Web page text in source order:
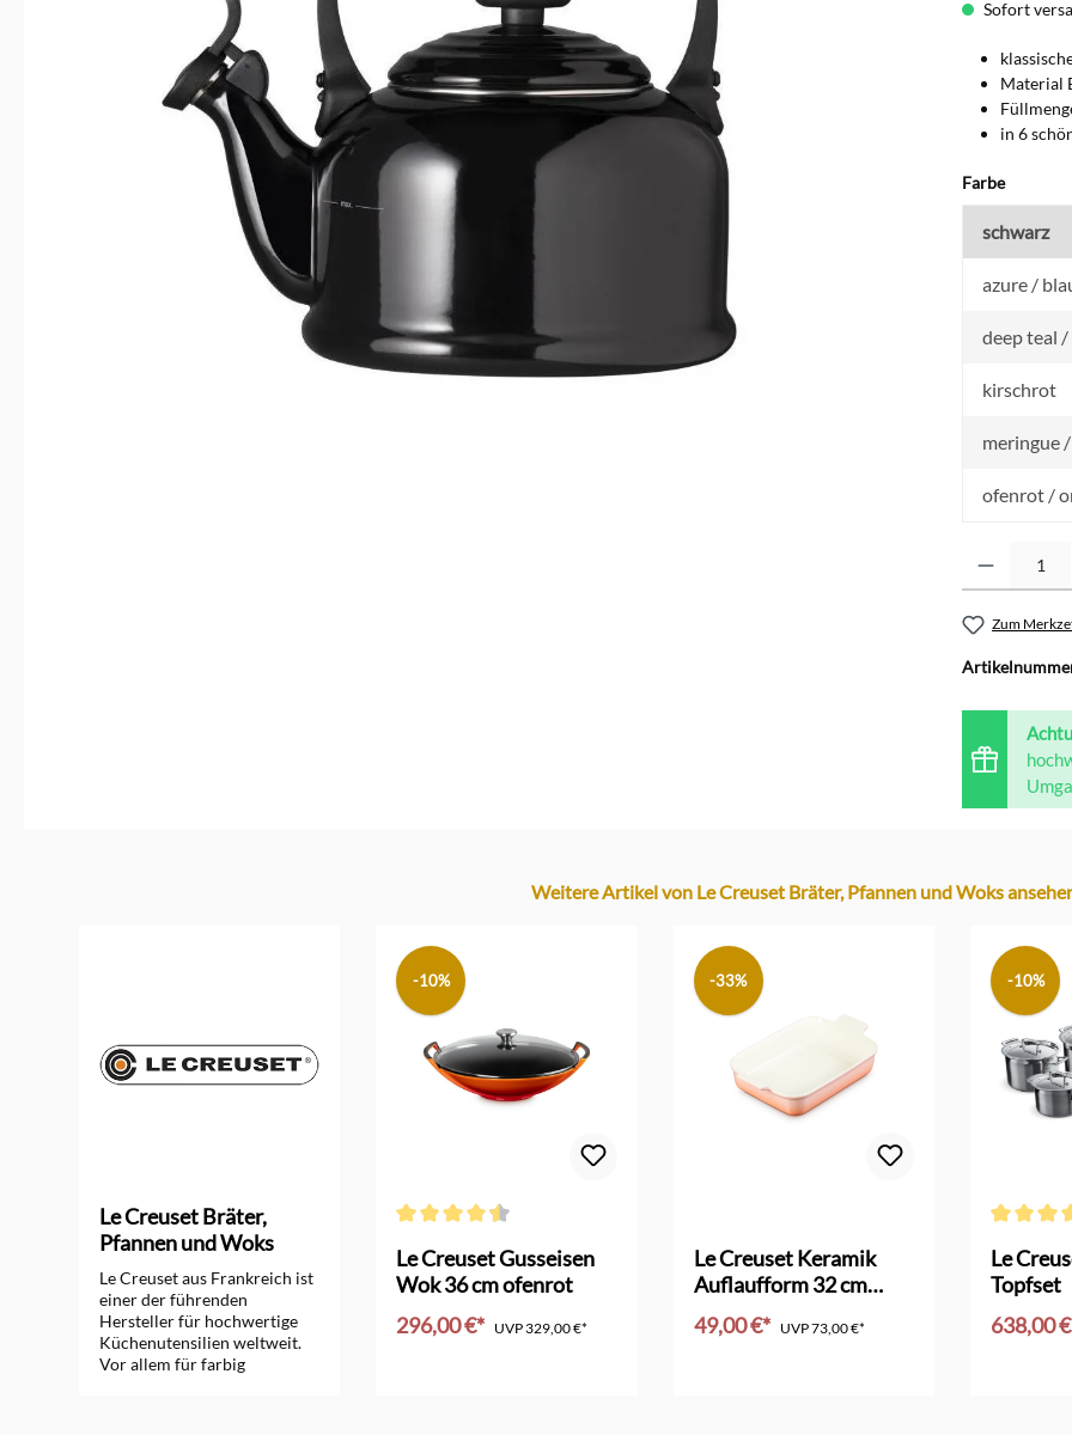
Sofort
Material
in 6
Farbe
schwarz
azure /
deep teal
kirschrot
meringue
ofenrot /
Zum
Weitere Artikel von Le Creuset Bräter, Pfannen und Woks
Le Creuset Bräter,
Pfannen und Woks
Le Creuset aus Frankreich ist
einer der führenden
Hersteller für hochwertige
Küchenutensilien weltweit.
Vor allem für farbig
-10%
Le Creuset Gusseisen
Wok 36 cm ofenrot
296,00 €* UVP329,00 €*
-33%
Le Creuset Keramik
Auflaufform 32 cm
pêche
49,00 €* UVP73,00 €*
-10%
Le
Topfset
638,00